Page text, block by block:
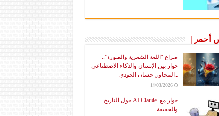
أحمر |
صراع “اللغة الشعرية والصورة”..
حوار بين الإنسان والذكاء الاصطناعي
ـ المحاور: حسان الجودي
14/03/2026
حوار مع AI Claude حول التاريخ
والحقيقة